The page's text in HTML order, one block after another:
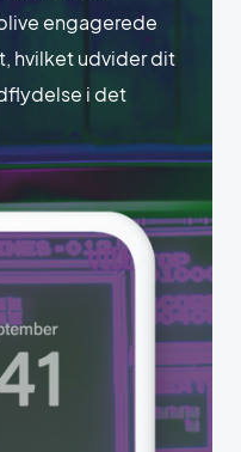
engagerede
hvilket udvider dit
i det